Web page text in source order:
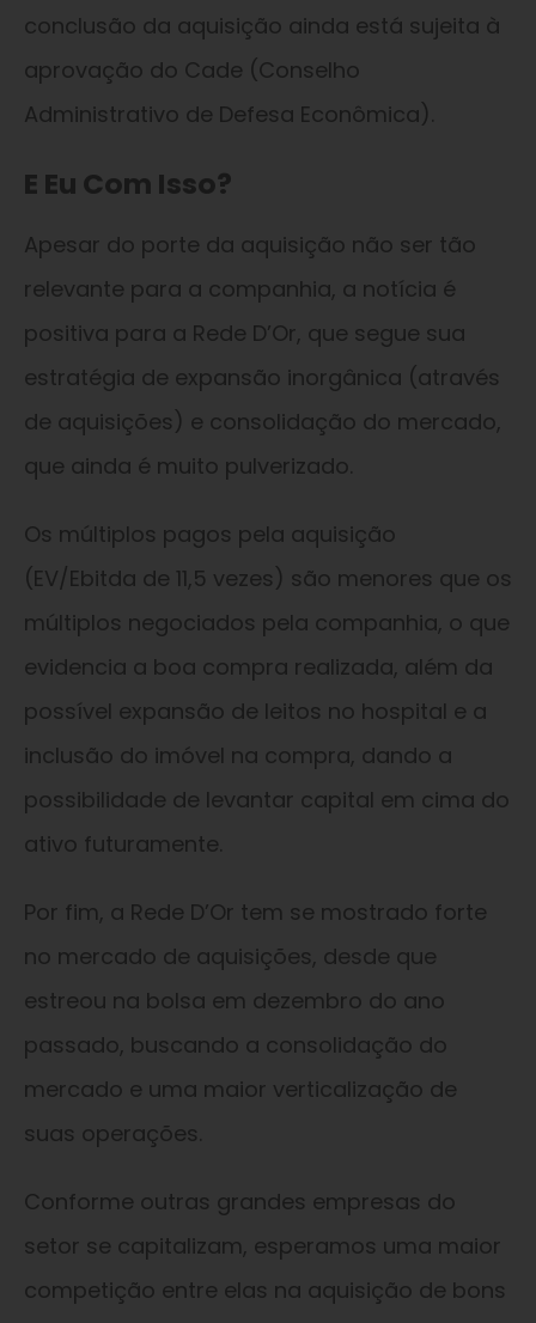
conclusão da aquisição ainda está sujeita à
aprovação do Cade (Conselho
Administrativo de Defesa Econômica).
E Eu Com Isso?
Apesar do porte da aquisição não ser tão
relevante para a companhia, a notícia é
positiva para a Rede D’Or, que segue sua
estratégia de expansão inorgânica (através
de aquisições) e consolidação do mercado,
que ainda é muito pulverizado.
Os múltiplos pagos pela aquisição
(EV/Ebitda de 11,5 vezes) são menores que os
múltiplos negociados pela companhia, o que
evidencia a boa compra realizada, além da
possível expansão de leitos no hospital e a
inclusão do imóvel na compra, dando a
possibilidade de levantar capital em cima do
ativo futuramente.
Por fim, a Rede D’Or tem se mostrado forte
no mercado de aquisições, desde que
estreou na bolsa em dezembro do ano
passado, buscando a consolidação do
mercado e uma maior verticalização de
suas operações.
Conforme outras grandes empresas do
setor se capitalizam, esperamos uma maior
competição entre elas na aquisição de bons